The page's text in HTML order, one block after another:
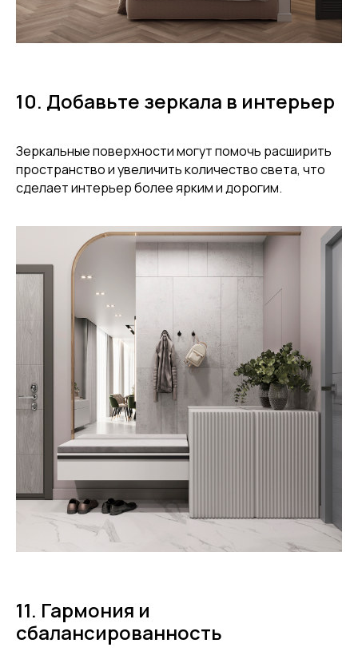
10. Добавьте зеркала в интерьер
Зеркальные поверхности могут помочь расширить
пространство и увеличить количество света, что
сделает интерьер более ярким и дорогим.
11. Гармония и
сбалансированность
Стать клиентом
Назад